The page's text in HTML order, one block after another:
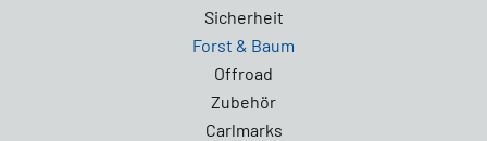
Sicherheit
Forst & Baum
Offroad
Zubehör
Carlmarks